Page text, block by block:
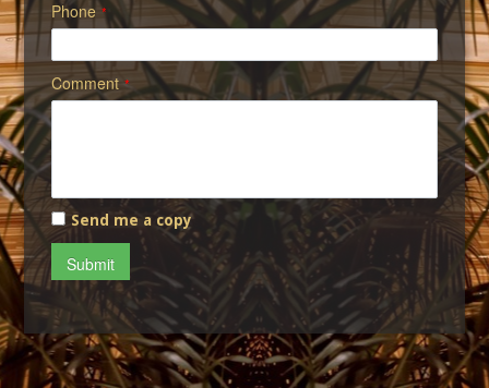
Phone *
Comment *
Send me a copy
Submit